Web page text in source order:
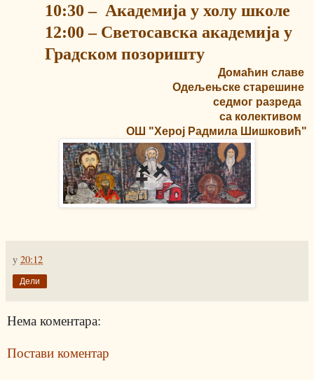
10:30 – Академија у холу школе
12:00 – Светосавска академија у
Градском позоришту
Домаћин славе
Одељењске старешине
седмог разреда
са колективом
ОШ "Херој Радмила Шишковић"
у 20:12
Дели
Нема коментара:
Постави коментар